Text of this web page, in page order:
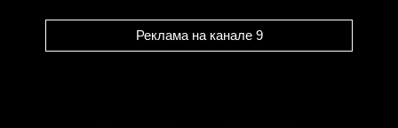
Реклама на канале 9